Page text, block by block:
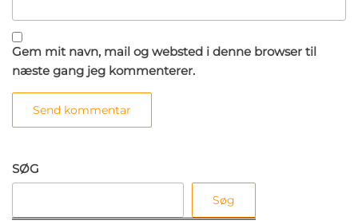
Gem mit navn, mail og websted i denne browser til
næste gang jeg kommenterer.
SØG
Søg